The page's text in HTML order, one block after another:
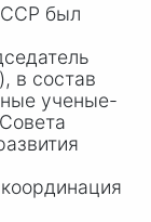
был
в состав
ученые-